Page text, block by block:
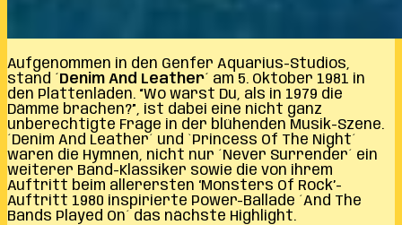
Aufgenommen in den Genfer Aquarius-Studios,
stand ´Denim And Leather´ am 5. Oktober 1981 in
den Plattenläden. “Wo warst Du, als in 1979 die
Dämme brachen?”, ist dabei eine nicht ganz
unberechtigte Frage in der blühenden Musik-Szene.
´Denim And Leather´ und `Princess Of The Night´
waren die Hymnen, nicht nur ´Never Surrender´ ein
weiterer Band-Klassiker sowie die von ihrem
Auftritt beim allerersten ‘Monsters Of Rock’-
Auftritt 1980 inspirierte Power-Ballade ´And The
Bands Played On´ das nächste Highlight.